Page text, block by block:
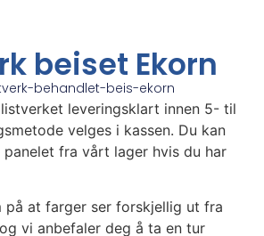
beiset Ekorn
behandlet-beis-ekorn
leveringsklart innen 5- til
velges i kassen. Du kan
fra vårt lager hvis du har
at farger ser forskjellig ut fra
vi anbefaler deg å ta en tur